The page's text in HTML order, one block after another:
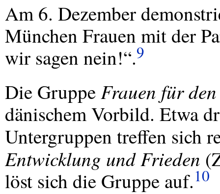
Am 6. Dezember
München Frauen mit der
wir sagen nein!“.9
Die GruppeFrauen für
dänischem Vorbild. Etwa
Untergruppen treffen sich
Entwicklung und Frieden (
löst sich die Gruppe auf.10